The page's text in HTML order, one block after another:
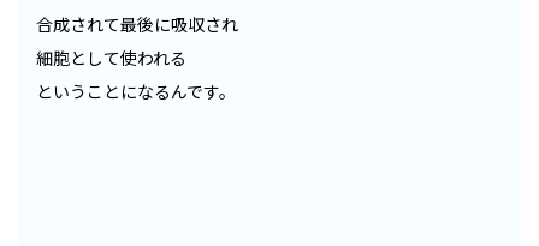
合成されて最後に吸収され
細胞として使われる
ということになるんです。